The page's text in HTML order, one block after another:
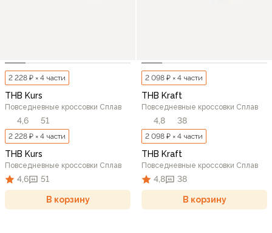
2 228 ₽ × 4 части
THB Kurs
Повседневные кроссовки Сплав
4,6 51
2 228 ₽ × 4 части
THB Kurs
Повседневные кроссовки Сплав
4,6 51
В корзину
2 098 ₽ × 4 части
THB Kraft
Повседневные кроссовки Сплав
4,8 38
2 098 ₽ × 4 части
THB Kraft
Повседневные кроссовки Сплав
4,8 38
В корзину